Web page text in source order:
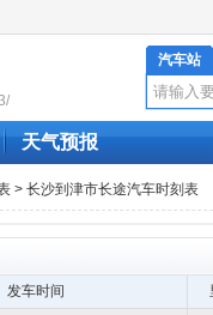
汽车站
天气预报
> 长沙到津市长途汽车时刻表
发车时间